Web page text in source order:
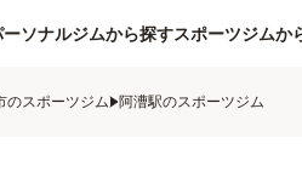
ーソナルジムから探すスポーツジムか
のスポーツジム 阿漕駅のスポーツジム